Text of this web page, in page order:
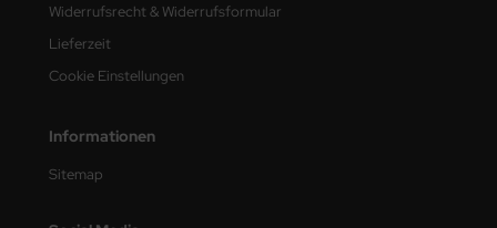
Widerrufsrecht & Widerrufsformular
Lieferzeit
Cookie Einstellungen
Informationen
Sitemap